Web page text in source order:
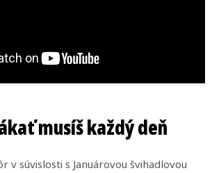
musíš každý deň
v súvislosti s Januárovou švihadlovou